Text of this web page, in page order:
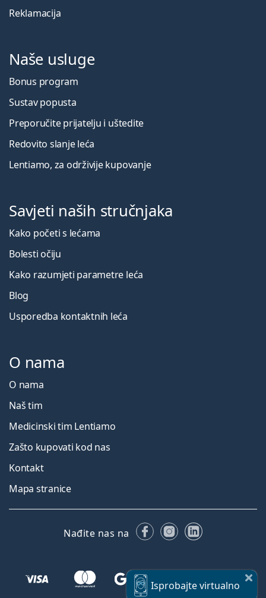
Isprobajtevirtualno
Reklamacija
Naše usluge
Bonus program
Sustav popusta
Preporučite prijatelju i uštedite
Redovito slanje leća
Lentiamo, za održivije kupovanje
Savjeti naših stručnjaka
Kako početi s lećama
Bolesti očiju
Kako razumjeti parametre leća
Blog
Usporedba kontaktnih leća
O nama
O nama
Naš tim
Medicinski tim Lentiamo
Zašto kupovati kod nas
Kontakt
Mapa stranice
Nađite nas na FacebookuInstagramu
LinkedIn